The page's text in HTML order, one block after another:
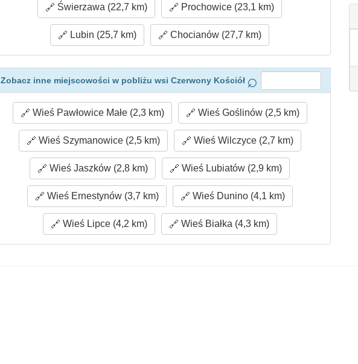
Świerzawa (22,7 km) Prochowice (23,1 km)
Lubin (25,7 km) Chocianów (27,7 km)
Zobacz inne miejscowości w pobliżu wsi Czerwony Kościół
Wieś Pawłowice Małe (2,3 km) Wieś Goślinów (2,5 km)
Wieś Szymanowice (2,5 km) Wieś Wilczyce (2,7 km)
Wieś Jaszków (2,8 km) Wieś Lubiatów (2,9 km)
Wieś Ernestynów (3,7 km) Wieś Dunino (4,1 km)
Wieś Lipce (4,2 km) Wieś Białka (4,3 km)